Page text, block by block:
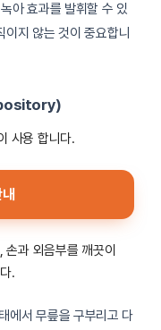
아 효과를 발휘할 수 있
지 않는 것이 중요합니
사용 합니다.
과 외음부를 깨끗이
.
에서 무릎을 구부리고 다